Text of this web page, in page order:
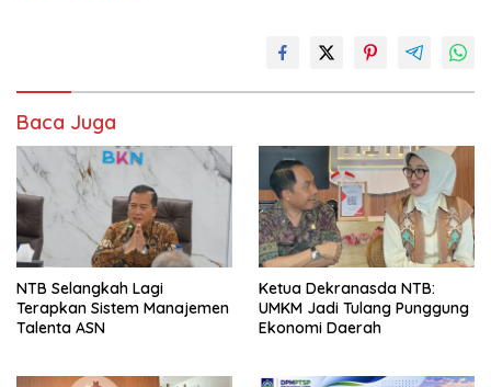
Baca Juga
NTB Selangkah Lagi
Terapkan Sistem Manajemen
Talenta ASN
Ketua Dekranasda NTB:
UMKM Jadi Tulang Punggung
Ekonomi Daerah